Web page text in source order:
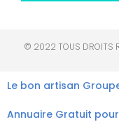
© 2022 TOUS DROITS
Le bon artisan
Annuaire Gratuit